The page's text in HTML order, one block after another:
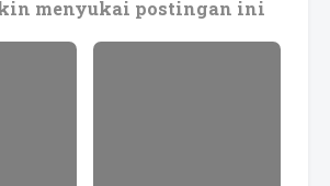
menyukai postingan ini